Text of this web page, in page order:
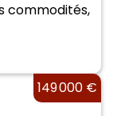
commodités,
149 000 €